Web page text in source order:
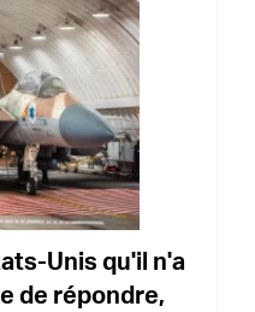
Unis qu'il n'a
de répondre,